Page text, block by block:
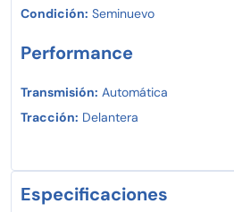
Condición: Seminuevo
Performance
Transmisión: Automática
Tracción: Delantera
Especificaciones